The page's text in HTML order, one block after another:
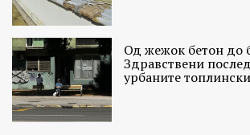
Од жежок бетон до
Здравствени
урбаните